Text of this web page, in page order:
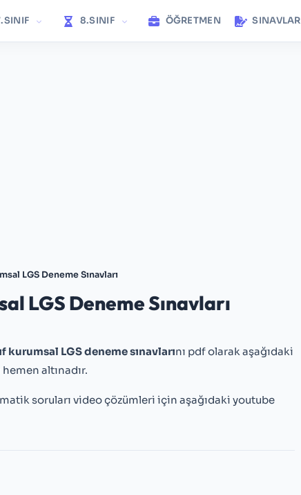
8.SINIF ÖĞRETMEN SINAVLAR
LGS Deneme Sınavları
LGS Deneme Sınavları
kurumsal LGS deneme sınavlarını pdf olarak aşağıdaki
altınadır.
soruları video çözümleri için aşağıdaki youtube